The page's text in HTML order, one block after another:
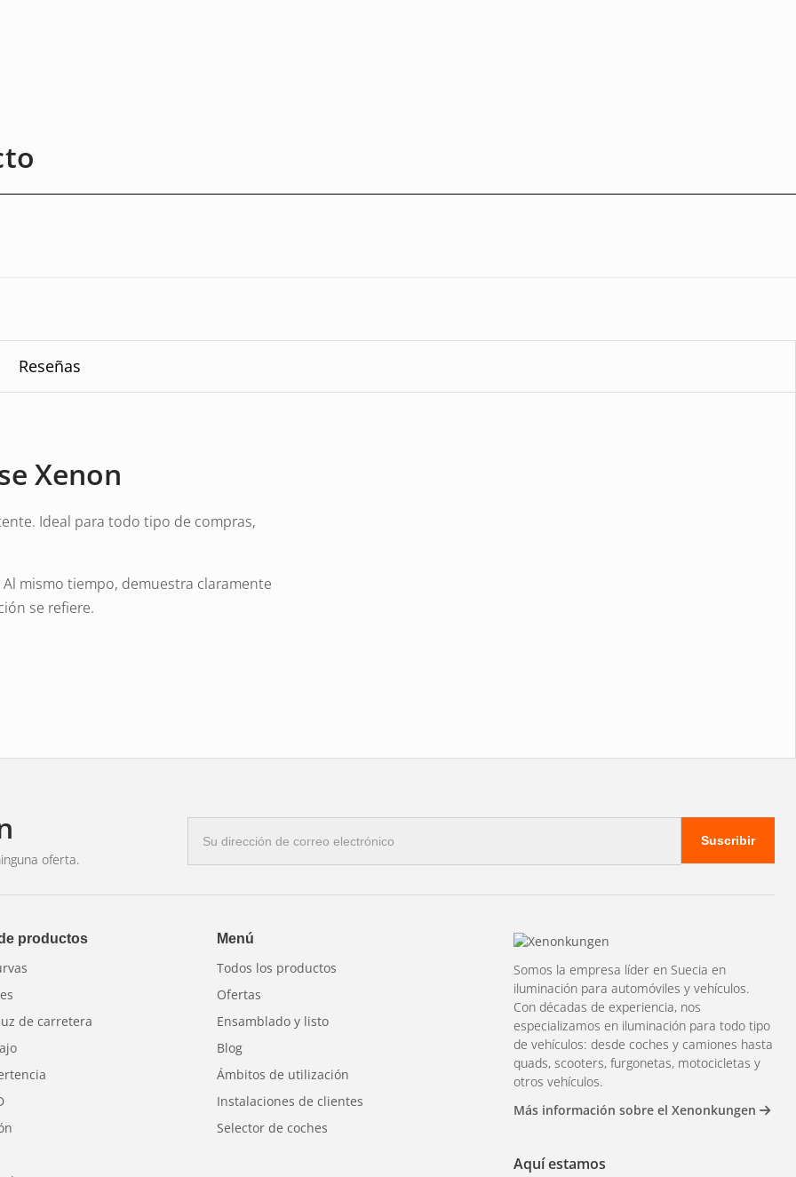
Reseñas
Xenon
Ideal para todo tipo de compras,
mismo tiempo, demuestra claramente
se refiere.
oferta.
electrónico
Suscribir
productos
de carretera
Menú
Todos los productos
Ofertas
Ensamblado y listo
Blog
Ámbitos de utilización
Instalaciones de clientes
Selector de coches
Somos la empresa líder en Suecia en
iluminación para automóviles y vehículos.
Con décadas de experiencia, nos
especializamos en iluminación para todo tipo
de vehículos: desde coches y camiones hasta
quads, scooters, furgonetas, motocicletas y
otros vehículos.
Más información sobre el Xenonkungen
Aquí estamos